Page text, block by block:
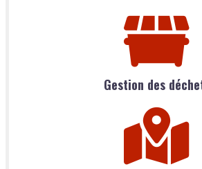
Gestion des